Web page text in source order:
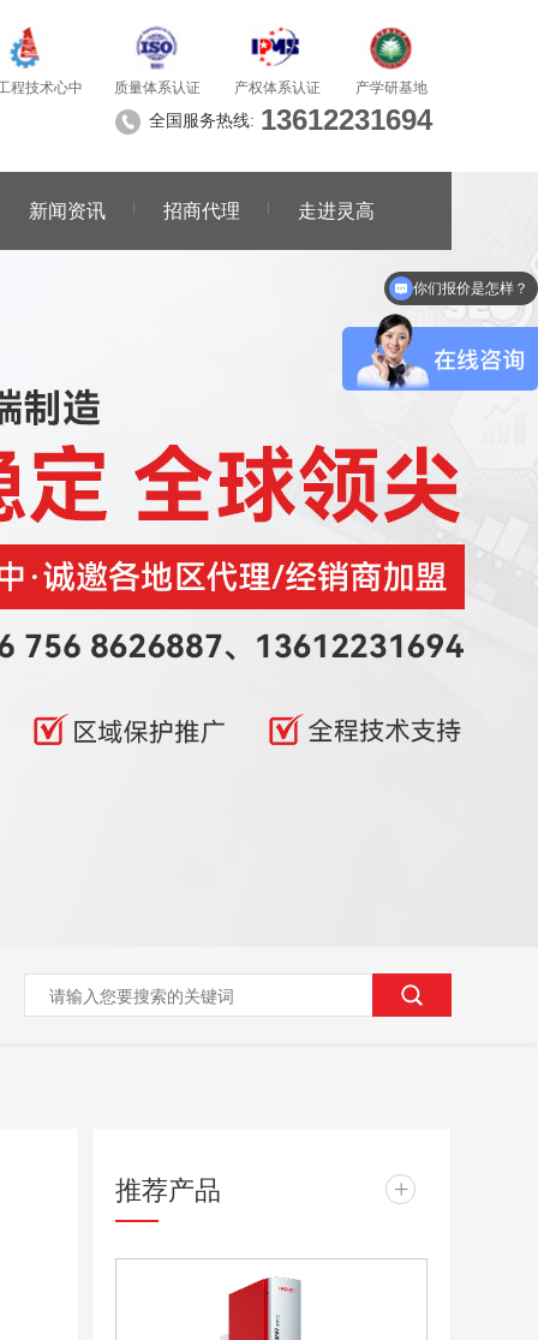
程技术心中 质量体系认证 产权体系认证 产学研基地
全国服务热线: 13612231694
新闻资讯 招商代理 走进灵高
推荐产品 +
你们报价是怎样？